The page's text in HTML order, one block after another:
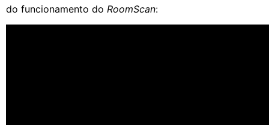
do funcionamento do RoomScan: